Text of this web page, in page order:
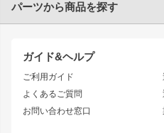
ガイド&ヘルプ
ご利用ガイド
よくあるご質問
お問い合わせ窓口
トヨタ
JZX90 CHASER
JZX110 MARK II
JZX100 MARK II
JZX90 MARK II
パーツから商品を探す
エアロシリーズ
ドリフトライン
風神
雷神